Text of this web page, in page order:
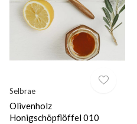
Selbrae
Olivenholz
Honigschöpflöffel 010